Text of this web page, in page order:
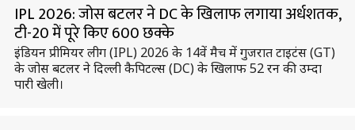
IPL 2026: जोस बटलर ने DC के खिलाफ लगाया अर्धशतक,
टी-20 में पूरे किए 600 छक्के
इंडियन प्रीमियर लीग (IPL) 2026 के 14वें मैच में गुजरात टाइटंस (GT)
के जोस बटलर ने दिल्ली कैपिटल्स (DC) के खिलाफ 52 रन की उम्दा
पारी खेली।